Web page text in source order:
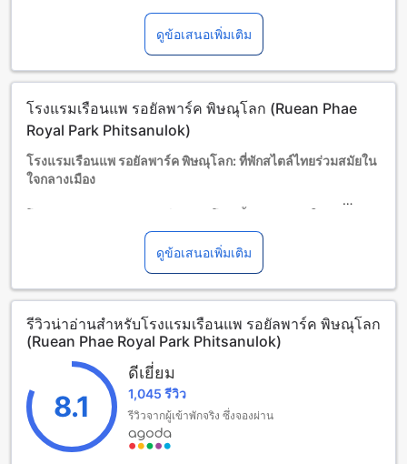
พักฟรีหากใช้เตียงที่มีอยู่แล้ว
ผู้เข้าพักอายุ 7 ปีขึ้นไปถือเป็นผู้ใหญ่
บริการเตียงเสริมขึ้นอยู่กับประเภทห้องที่เลือก กรุณาตรวจสอบ
จำนวนผู้เข้าพักที่กำหนดในแต่ละห้องสำหรับข้อมูลเพิ่มเติม
นโยบายที่แตกต่างหรือเงื่อนไขเพิ่มเติม
ดูข้อเสนอเพิ่มเติม
โรงแรมเรือนแพ รอยัลพาร์ค พิษณุโลก (Ruean Phae
Royal Park Phitsanulok)
โรงแรมเรือนแพ รอยัลพาร์ค พิษณุโลก: ที่พักสไตล์ไทยร่วมสมัยใน
ใจกลางเมือง
เพียง 3 กิโลเมตร พร้อมเดินทางสะดวกสบายเพียง 15 นาทีจาก
สนามบิน โรงแรมแห่งนี้เปิดให้บริการตั้งแต่ปี 2010 และได้รับการ
ปรับปรุงล่าสุดในปี 2022 เพื่อมอบความสะดวกสบายและสิ่ง
อำนวยความสะดวกที่ทันสมัยแก่ผู้เข้าพัก ด้วยจำนวนห้องพัก
ทั้งหมด 75 ห้อง โรงแรมแห่งนี้เป็นตัวเลือกที่ยอดเยี่ยมสำหรับนัก
เดินทางที่ต้องการผ่อนคลายและสำรวจเมืองพิษณุโลกใน
บรรยากาศที่อบอุ่นและเป็นกันเอง
โรงแรมเรือนแพ รอยัลพาร์ค พิษณุโลกยังมีนโยบายที่เป็นมิตรกับ
ครอบครัว โดยเด็กอายุระหว่าง 0 ถึง 6 ปีสามารถเข้าพักฟรี โดย
ไม่เสียค่าใช้จ่ายเพิ่มเติม ซึ่งทำให้เป็นตัวเลือกที่สมบูรณ์แบบ
สำหรับการเดินทางของครอบครัว มาร่วมสัมผัสประสบการณ์การ
พักผ่อนในสถานที่ที่ผสมผสานความเป็นไทยร่วมสมัยกับความ
สะดวกสบายในทุกๆ รายละเอียด
ดูข้อเสนอเพิ่มเติม
รีวิวน่าอ่านสำหรับโรงแรมเรือนแพ รอยัลพาร์ค พิษณุโลก
(Ruean Phae Royal Park Phitsanulok)
8.1
ดีเยี่ยม
1,045 รีวิว
รีวิวจากผู้เข้าพักจริง ซึ่งจองผ่าน